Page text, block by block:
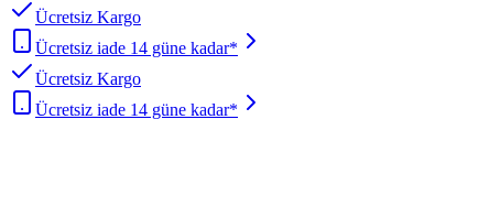
Ücretsiz Kargo
Ücretsiz iade 14 güne kadar*
Ücretsiz Kargo
Ücretsiz iade 14 güne kadar*